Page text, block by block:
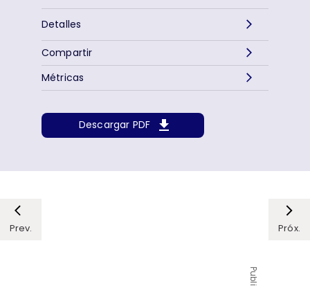
Detalles
Descargar PDF
Métricas
Compartir
Prev. Próx.